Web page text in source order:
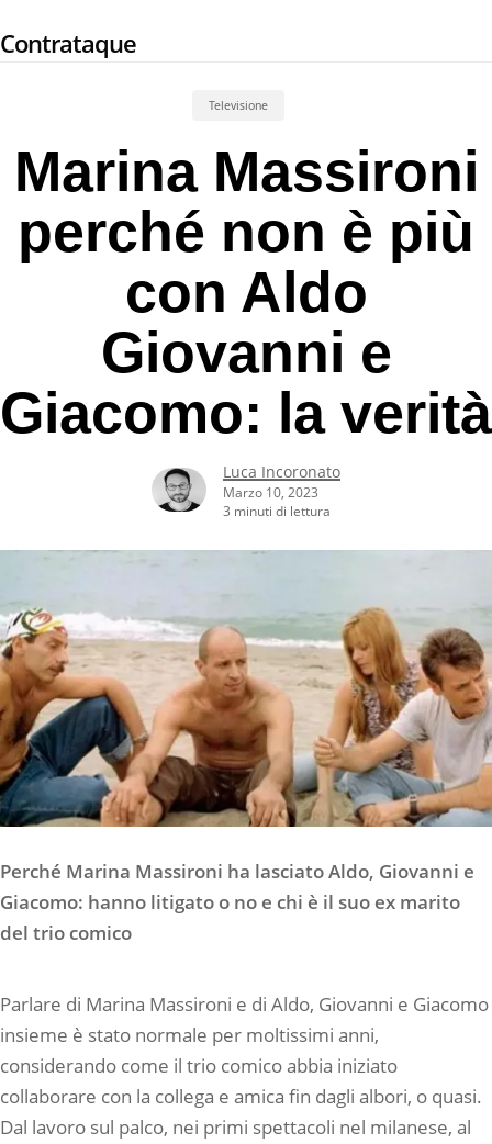
to
Contrataque
Televisione
Marina Massironi
perché non è più
con Aldo
Giovanni e
Giacomo: la verità
Luca Incoronato
Marzo 10, 2023
3 minuti di lettura
Perché Marina Massironi ha lasciato Aldo, Giovanni e
Giacomo: hanno litigato o no e chi è il suo ex marito
del trio comico
Parlare di Marina Massironi e di Aldo, Giovanni e Giacomo
insieme è stato normale per moltissimi anni,
considerando come il trio comico abbia iniziato
collaborare con la collega e amica fin dagli albori, o quasi.
Dal lavoro sul palco, nei primi spettacoli nel milanese, al